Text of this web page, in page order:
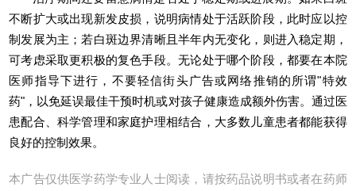
不断扩大或出现新发皮损，说明病情处于活跃阶段，此时应以控
制发展为主；若白斑边界清晰且半年内无变化，则进入稳定期，
可考虑采取更积极的复色手段。无论处于哪个阶段，都要在本院
医师指导下进行，不要轻信街头广告或网络推销的所谓"特效
药"，以免延误最佳干预时机或对孩子健康造成额外伤害。通过医
患配合、科学管理和家庭护理相结合，大多数儿童患者都能获得
良好的控制效果。
本广告仅供医学药学专业人士阅读，请按药品说明书或者在药师